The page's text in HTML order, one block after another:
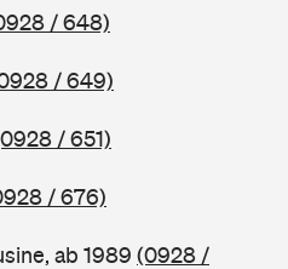
/ 648)
/ 649)
/ 651)
/ 676)
ab 1989 (0928 /